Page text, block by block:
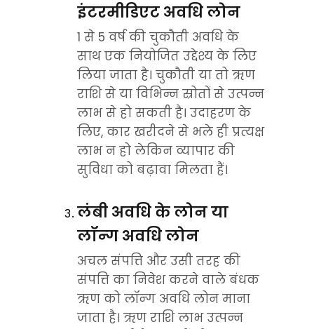
इंटरमीडिएट अवधि लोन
1 से 5 वर्ष की चुकौती अवधि के
साथ एक नियोजित उद्देश्य के लिए
लिया जाता है। चुकौती या तो ऋण
राशि से या विभिन्न स्रोतों से उत्पन्न
लाभ से हो सकती है। उदाहरण के
लिए, कार खरीदने से भले ही प्रत्यक्ष
लाभ न हो लेकिन व्यापार की
सुविधा को बढ़ावा मिलता हैं।
लंबी अवधि के लोन या
लॉन्ग अवधि लोन
अचल संपत्ति और उसी तरह की
संपत्ति का निवेश करने वाले बंधक
ऋण को लॉन्ग अवधि लोन माना
जाता है। ऋण राशि लाभ उत्पन्न